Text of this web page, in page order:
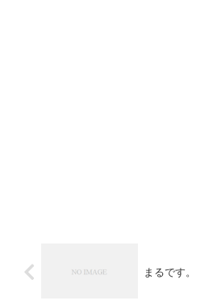
まるです。